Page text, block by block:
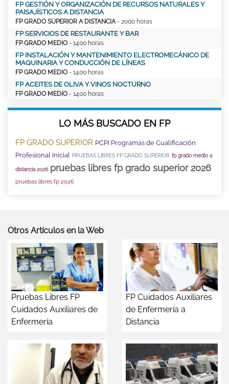
FP GESTIÓN Y ORGANIZACIÓN DE RECURSOS NATURALES Y
PAISAJÍSTICOS A DISTANCIA
FP GRADO SUPERIOR A DISTANCIA- 2000 horas
FP SERVICIOS DE RESTAURANTE Y BAR
FP GRADO MEDIO - 1400 horas
FP INSTALACIÓN Y MANTENIMIENTO ELECTROMECÁNICO DE
MAQUINARIA Y CONDUCCIÓN DE LÍNEAS
FP GRADO MEDIO - 1400 horas
FP ACEITES DE OLIVA Y VINOS NOCTURNO
FP GRADO MEDIO - 1400 horas
LO MÁS BUSCADO EN FP
FP GRADO SUPERIOR PCPI Programas de Cualificación
Profesional Inicial PRUEBAS LIBRES FP GRADO SUPERIOR fp grado medio a
distancia 2026 pruebas libres fp grado superior 2026
pruebas libres fp 2026
Otros Artículos en la Web
Pruebas Libres FP
Cuidados Auxiliares de
Enfermería
FP Cuidados Auxiliares
de Enfermería a
Distancia